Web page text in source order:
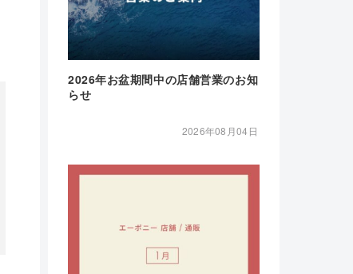
2026年お盆期間中の店舗営業のお知
らせ
2026年08月04日